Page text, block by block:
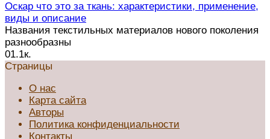
Оскар что это за ткань: характеристики, применение,
виды и описание
Названия текстильных материалов нового поколения
разнообразны
01.1к.
Страницы
О нас
Карта сайта
Авторы
Политика конфиденциальности
Контакты